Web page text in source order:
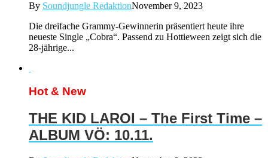
By Soundjungle RedaktionNovember 9, 2023
Die dreifache Grammy-Gewinnerin präsentiert heute ihre
neueste Single „Cobra“. Passend zu Hottieween zeigt sich die
28-jährige...
Hot & New
THE KID LAROI – The First Time –
ALBUM VÖ: 10.11.